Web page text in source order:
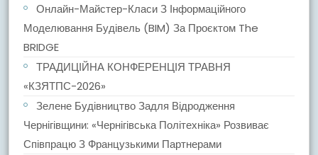
Онлайн-Майстер-Класи З Інформаційного
Моделювання Будівель (BIM) За Проєктом The
BRIDGE
ТРАДИЦІЙНА КОНФЕРЕНЦІЯ ТРАВНЯ
«КЗЯТПС-2026»
Зелене Будівництво Задля Відродження
Чернігівщини: «Чернігівська Політехніка» Розвиває
Співпрацю З Французькими Партнерами